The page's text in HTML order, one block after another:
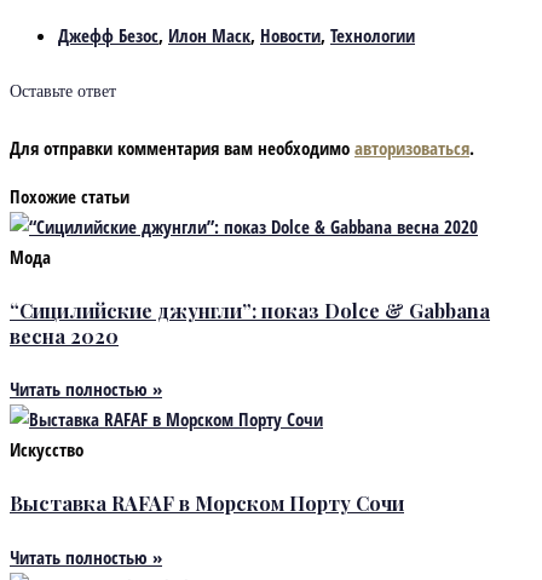
Джефф Безос, Илон Маск, Новости, Технологии
Оставьте ответ
Для отправки комментария вам необходимо авторизоваться.
Похожие статьи
Мода
“Сицилийские джунгли”: показ Dolce & Gabbana
весна 2020
Читать полностью »
Искусство
Выставка RAFAF в Морском Порту Сочи
Читать полностью »